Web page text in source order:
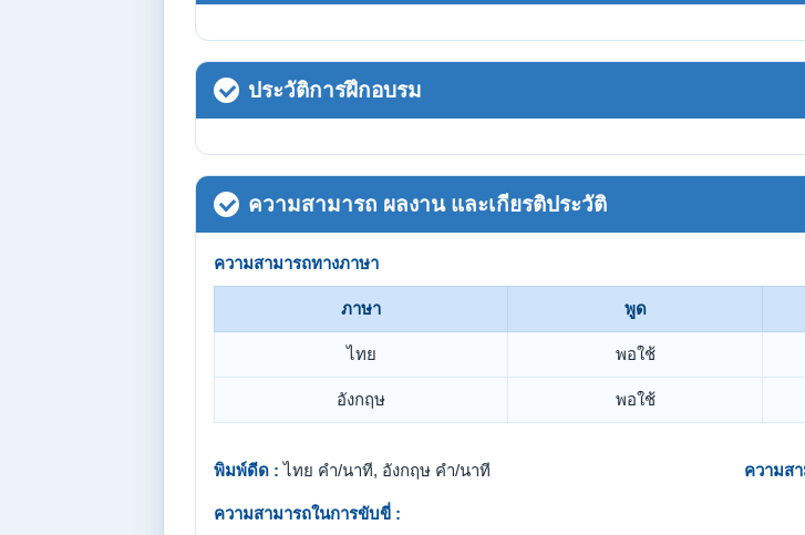
ประวัติการฝึกอบรม
ความสามารถ ผลงาน และเกียรติประวัติ
ความสามารถทางภาษา
ภาษา พูด
ไทย พอใช้
อังกฤษ พอใช้
พิมพ์ดีด : ไทย คำ/นาที, อังกฤษ คำ/นาที
ความสามารถในการขับขี่ :
ความส